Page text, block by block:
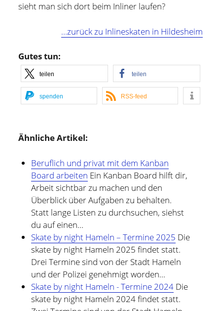
nachlesen.
sieht man sich dort beim Inliner laufen?
…zurück zu Inlineskaten in Hildesheim
Gutes tun:
teilen teilen
spenden RSS-feed
Ähnliche Artikel:
Beruflich und privat mit dem Kanban
Board arbeiten Ein Kanban Board hilft dir,
Arbeit sichtbar zu machen und den
Überblick über Aufgaben zu behalten.
Statt lange Listen zu durchsuchen, siehst
du auf einen…
Skate by night Hameln – Termine 2025 Die
skate by night Hameln 2025 findet statt.
Drei Termine sind von der Stadt Hameln
und der Polizei genehmigt worden...
Skate by night Hameln - Termine 2024Die
skate by night Hameln 2024 findet statt.